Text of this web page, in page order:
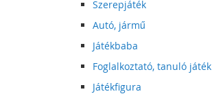
Szerepjáték
Autó, jármű
Játékbaba
Foglalkoztató, tanuló játék
Játékfigura